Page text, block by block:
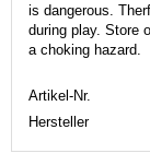
is dangerous.
during play. Store
a choking hazard.
Artikel-Nr.
Hersteller